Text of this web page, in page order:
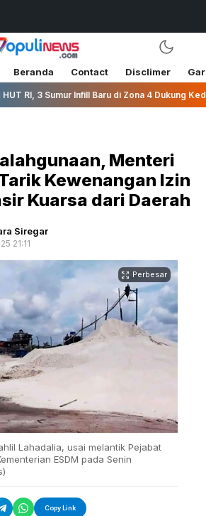
Beranda Contact Disclimer
Infill Baru di Zona 4 Dukung Kedaulatan
Menteri
Kewenangan Izin
Kuarsa dari Daerah
Siregar
21:11
Perbesar
Lahadalia, usai melantik Pejabat
ESDM pada Senin
Copy Link